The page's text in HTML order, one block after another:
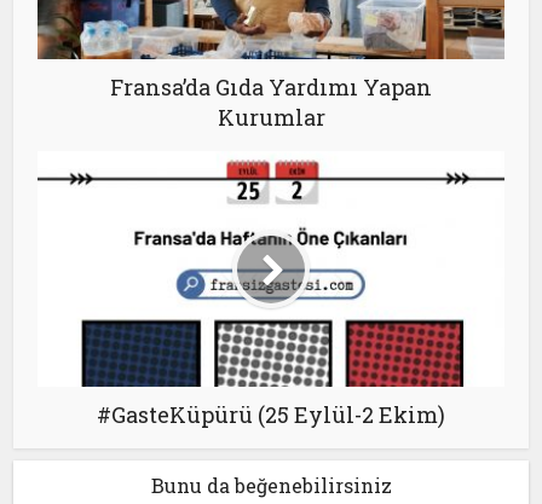
Fransa’da Gıda Yardımı Yapan
Kurumlar
#GasteKüpürü (25 Eylül-2 Ekim)
Bunu da beğenebilirsiniz